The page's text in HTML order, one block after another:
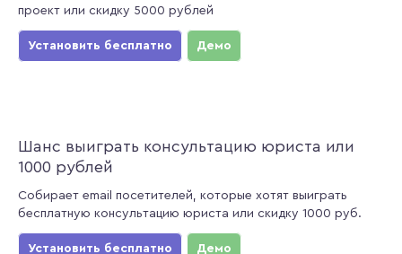
проект или скидку 5000 рублей
Установить бесплатно Демо
Шанс выиграть консультацию юриста или
1000 рублей
Собирает email посетителей, которые хотят выиграть
бесплатную консультацию юриста или скидку 1000 руб.
Установить бесплатно Демо